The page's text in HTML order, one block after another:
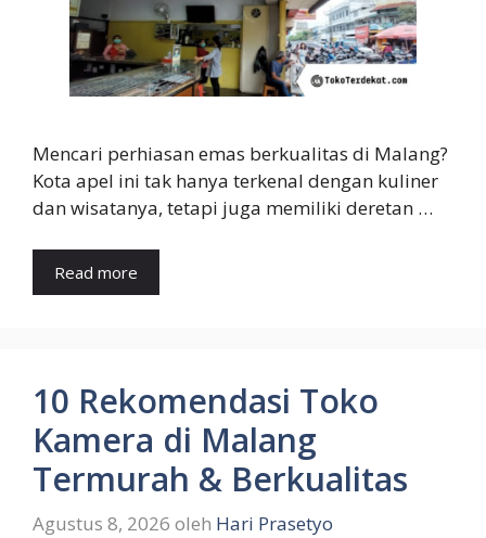
Mencari perhiasan emas berkualitas di Malang?
Kota apel ini tak hanya terkenal dengan kuliner
dan wisatanya, tetapi juga memiliki deretan …
Read more
10 Rekomendasi Toko
Kamera di Malang
Termurah & Berkualitas
Agustus 8, 2026 oleh Hari Prasetyo